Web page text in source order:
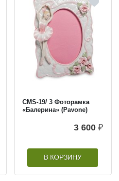
CMS-19/ 3 Фоторамка
«Балерина» (Pavone)
3 600 ₽
В КОРЗИНУ